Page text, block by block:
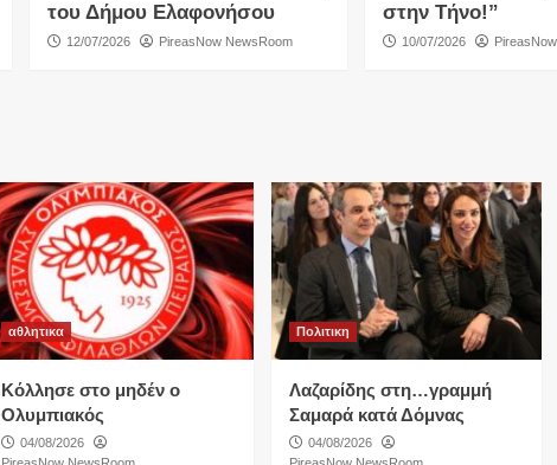
του Δήμου Ελαφονήσου
12/07/2026 PireasNow NewsRoom
στην Τήνο!”
10/07/2026
αθλητικα
Κόλλησε στο μηδέν ο
Ολυμπιακός
04/08/2026
Πολιτικη
Λαζαρίδης στη…γραμμή
Σαμαρά κατά Δόμνας
04/08/2026